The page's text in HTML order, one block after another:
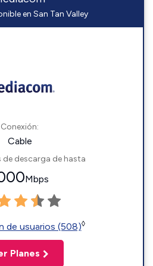
en San Tan Valley
Conexión:
Cable
de descarga de hasta
Mbps
de usuarios (508)◊
Planes